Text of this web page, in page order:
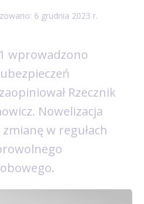
6 grudnia 2023 r.
wprowadzono
Rzecznik
Nowelizacja
w regułach